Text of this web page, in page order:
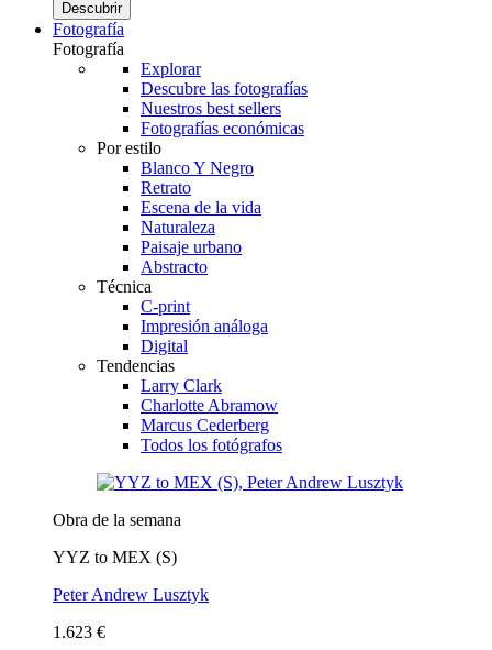
Descubrir
Fotografía
Fotografía
Explorar
Descubre las fotografías
Nuestros best sellers
Fotografías económicas
Por estilo
Blanco Y Negro
Retrato
Escena de la vida
Naturaleza
Paisaje urbano
Abstracto
Técnica
C-print
Impresión análoga
Digital
Tendencias
Larry Clark
Charlotte Abramow
Marcus Cederberg
Todos los fotógrafos
Obra de la semana
YYZ to MEX (S)
Peter Andrew Lusztyk
1.623 €